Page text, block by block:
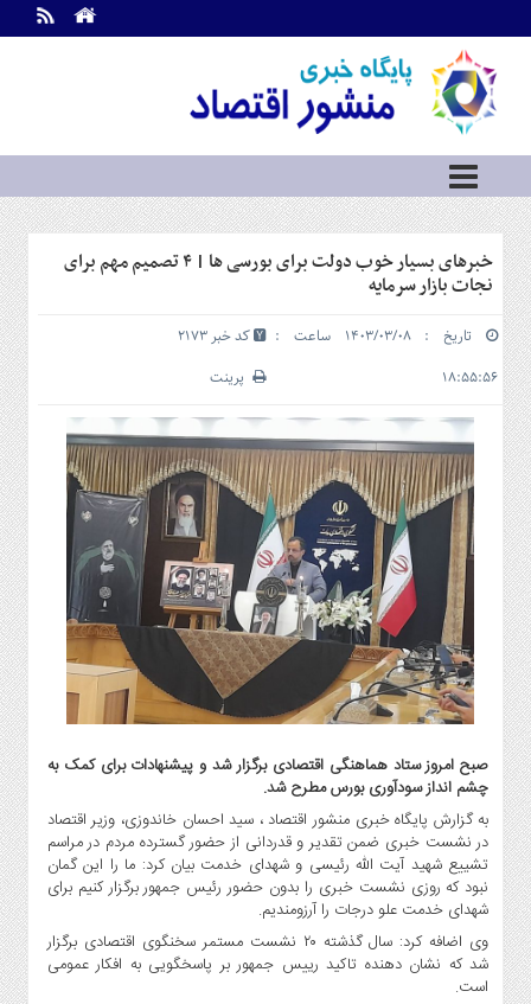
اطلاعات
تماس
ما
درباره
ما
سرویس
ها
خانه
سرمایه
و
بورس
مسکن
و
شهری
گاز
و
پتروشیمی
صنعت
و
خودرو
استارت
آپ
و
فن
آوری
بانک
،
بیمه
و
ارز
دیجیتال
خبرهای بسیار خوب دولت برای بورسی ها | ۴ تصمیم مهم برای
نجات بازار سرمایه
تاریخ : ۱۴۰۳/۰۳/۰۸ ساعت :
۱۸:۵۵:۵۶
کد خبر 2173
پرینت
صبح امروز ستاد هماهنگی اقتصادی برگزار شد و پیشنهادات برای کمک به
چشم انداز سودآوری بورس مطرح شد.
به گزارش پایگاه خبری منشور اقتصاد ، سید احسان خاندوزی، وزیر اقتصاد
در نشست خبری ضمن تقدیر و قدردانی از حضور گسترده مردم در مراسم
تشییع شهید آیت الله رئیسی و شهدای خدمت بیان کرد: ما را این گمان
نبود که روزی نشست خبری را بدون حضور رئیس جمهور برگزار کنیم برای
شهدای خدمت علو درجات را آرزومندیم.
وی اضافه کرد: سال گذشته ۲۰ نشست مستمر سخنگوی اقتصادی برگزار
شد که نشان دهنده تاکید رییس جمهور بر پاسخگویی به افکار عمومی
است.